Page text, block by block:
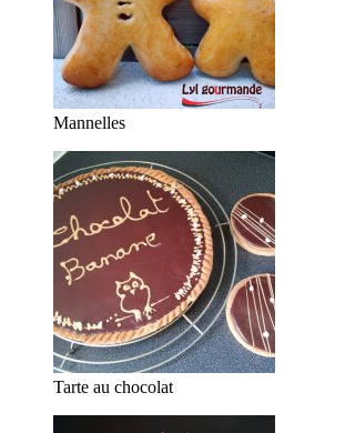
Mannelles
Tarte au chocolat